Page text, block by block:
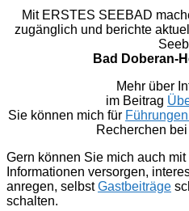
Mit ERSTES SEEBAD
zugänglich und berichte
Bad Doberan-
Mehr über
im Beitrag
Sie können mich für
Recherchen
Gern können Sie mich auch
Informationen versorgen,
anregen, selbstGastbeiträge
schalten.